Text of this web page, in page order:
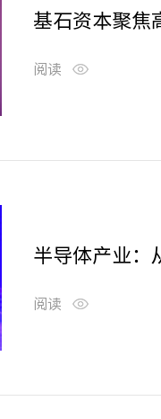
基石资本聚焦
阅读
半导体产业
阅读